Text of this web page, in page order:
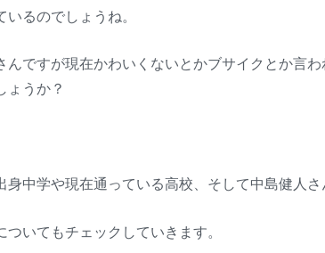
いるのでしょうね。
んですが現在かわいくないとかブサイクとか言
ょうか？
身中学や現在通っている高校、そして中島健人さ
ついてもチェックしていきます。